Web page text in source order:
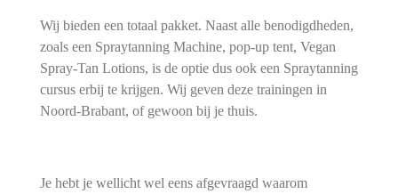
Wij bieden een totaal pakket. Naast alle benodigdheden,
zoals een Spraytanning Machine, pop-up tent, Vegan
Spray-Tan Lotions, is de optie dus ook een Spraytanning
cursus erbij te krijgen. Wij geven deze trainingen in
Noord-Brabant, of gewoon bij je thuis.
Je hebt je wellicht wel eens afgevraagd waarom